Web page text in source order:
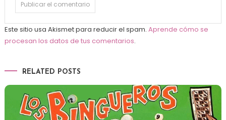
Este sitio usa Akismet para reducir el spam. Aprende cómo se
procesan los datos de tus comentarios.
RELATED POSTS